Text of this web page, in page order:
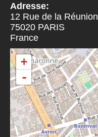
Adresse:
12 Rue de la Réunion
75020 PARIS
France
+
-